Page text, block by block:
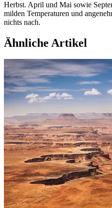
Herbst. April und Mai sowie
milden Temperaturen und
nichts nach.
Ähnliche Artikel